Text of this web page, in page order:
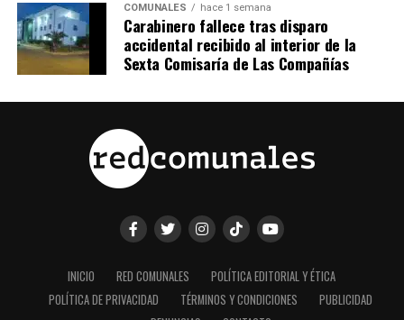
COMUNALES hace 1 semana
Carabinero fallece tras disparo
accidental recibido al interior de la
Sexta Comisaría de Las Compañías
INICIO RED COMUNALES
POLÍTICA EDITORIAL Y ÉTICA
POLÍTICA DE PRIVACIDAD
TÉRMINOS Y CONDICIONES
PUBLICIDAD